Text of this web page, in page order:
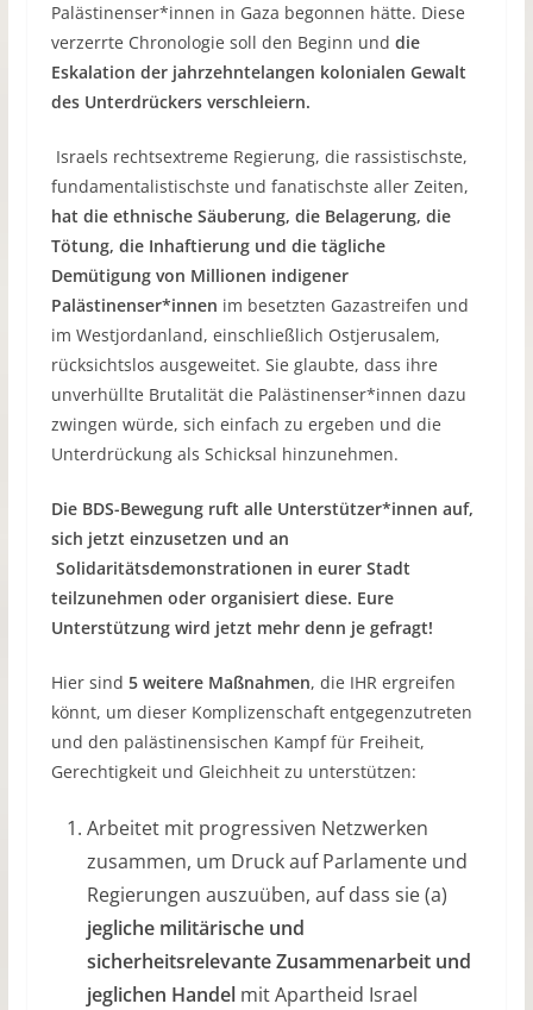
Palästinenser*innen in Gaza begonnen hätte. Diese
verzerrte Chronologie soll den Beginn und die
Eskalation der jahrzehntelangen kolonialen Gewalt
des Unterdrückers verschleiern.
Israels rechtsextreme Regierung, die rassistischste,
fundamentalistischste und fanatischste aller Zeiten,
hat die ethnische Säuberung, die Belagerung, die
Tötung, die Inhaftierung und die tägliche
Demütigung von Millionen indigener
Palästinenser*innen im besetzten Gazastreifen und
im Westjordanland, einschließlich Ostjerusalem,
rücksichtslos ausgeweitet. Sie glaubte, dass ihre
unverhüllte Brutalität die Palästinenser*innen dazu
zwingen würde, sich einfach zu ergeben und die
Unterdrückung als Schicksal hinzunehmen.
Die BDS-Bewegung ruft alle Unterstützer*innen auf,
sich jetzt einzusetzen und an
Solidaritätsdemonstrationen in eurer Stadt
teilzunehmen oder organisiert diese. Eure
Unterstützung wird jetzt mehr denn je gefragt!
Hier sind 5 weitere Maßnahmen, die IHR ergreifen
könnt, um dieser Komplizenschaft entgegenzutreten
und den palästinensischen Kampf für Freiheit,
Gerechtigkeit und Gleichheit zu unterstützen:
Arbeitet mit progressiven Netzwerken
zusammen, um Druck auf Parlamente und
Regierungen auszuüben, auf dass sie (a)
jegliche militärische und
sicherheitsrelevante Zusammenarbeit und
jeglichen Handel mit Apartheid Israel